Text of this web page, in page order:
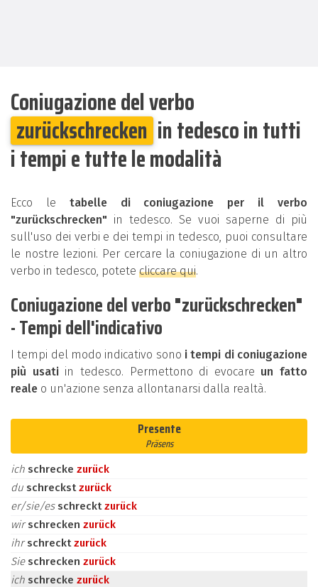
Coniugazione del verbo
zurückschrecken in tedesco in tutti
i tempi e tutte le modalità
Ecco le tabelle di coniugazione per il verbo
"zurückschrecken" in tedesco. Se vuoi saperne di più
sull'uso dei verbi e dei tempi in tedesco, puoi consultare
le nostre lezioni. Per cercare la coniugazione di un altro
verbo in tedesco, potete cliccare qui.
Coniugazione del verbo "zurückschrecken"
- Tempi dell'indicativo
I tempi del modo indicativo sono i tempi di coniugazione
più usati in tedesco. Permettono di evocare un fatto
reale o un'azione senza allontanarsi dalla realtà.
Presente
Präsens
ich schrecke zurück
du schreckstzurück
er/sie/es schrecktzurück
wirschrecken zurück
ihrschrecktzurück
Sie schrecken zurück
ich schrecke zurück